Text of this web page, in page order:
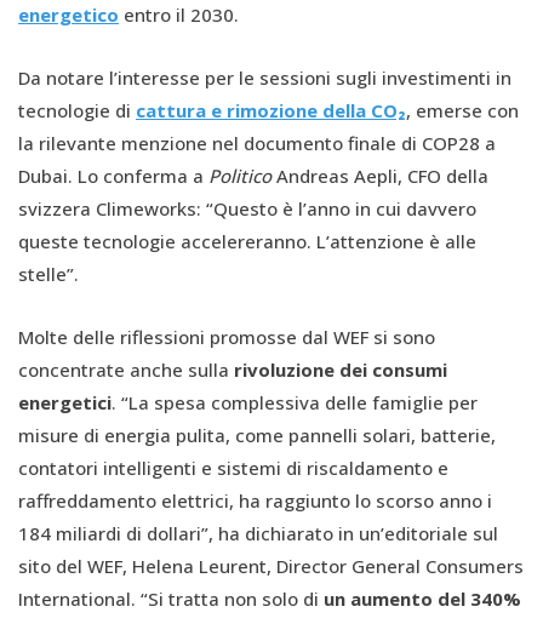
energetico entro il 2030.
Da notare l’interesse per le sessioni sugli investimenti in
tecnologie di cattura e rimozione della CO₂, emerse con
la rilevante menzione nel documento finale di COP28 a
Dubai. Lo conferma a PoliticoAndreas Aepli, CFO della
svizzera Climeworks: “Questo è l’anno in cui davvero
queste tecnologie accelereranno. L’attenzione è alle
stelle”.
Molte delle riflessioni promosse dal WEF si sono
concentrate anche sulla rivoluzione dei consumi
energetici. “La spesa complessiva delle famiglie per
misure di energia pulita, come pannelli solari, batterie,
contatori intelligenti e sistemi di riscaldamento e
raffreddamento elettrici, ha raggiunto lo scorso anno i
184 miliardi di dollari”, ha dichiarato in un’editoriale sul
sito del WEF, Helena Leurent, Director General Consumers
International. “Si tratta non solo di un aumento del 340%